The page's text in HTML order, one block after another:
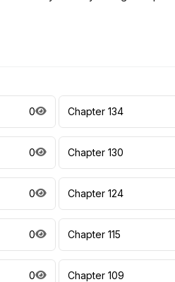
0 Chapter 134
0 Chapter 130
0 Chapter 124
0 Chapter 115
0 Chapter 109